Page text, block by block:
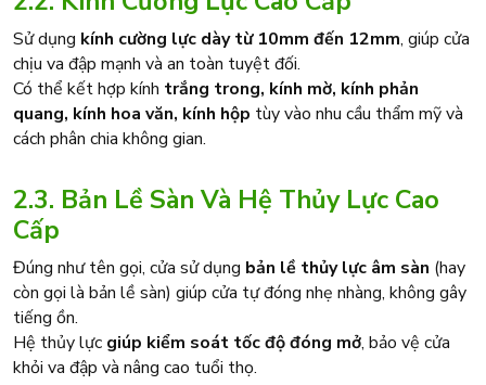
Sử dụng kính cường lực dày từ 10mm đến 12mm, giúp cửa
chịu va đập mạnh và an toàn tuyệt đối.
Có thể kết hợp kính trắng trong, kính mờ, kính phản
quang, kính hoa văn, kính hộp tùy vào nhu cầu thẩm mỹ và
cách phân chia không gian.
2.3. Bản Lề Sàn Và Hệ Thủy Lực Cao
Cấp
Đúng như tên gọi, cửa sử dụng bản lề thủy lực âm sàn (hay
còn gọi là bản lề sàn) giúp cửa tự đóng nhẹ nhàng, không gây
tiếng ồn.
Hệ thủy lực giúp kiểm soát tốc độ đóng mở, bảo vệ cửa
khỏi va đập và nâng cao tuổi thọ.